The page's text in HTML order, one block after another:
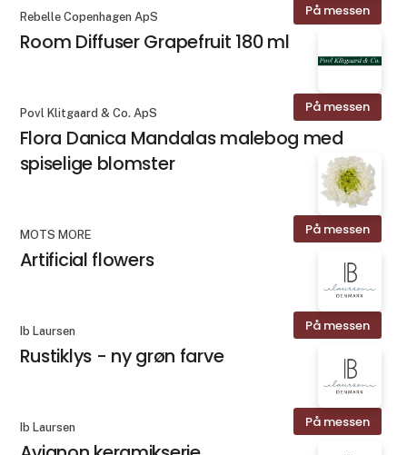
På messen
Rebelle Copenhagen ApS
Room Diffuser Grapefruit 180 ml
På messen
Povl Klitgaard & Co. ApS
Flora Danica Mandalas malebog med
spiselige blomster
På messen
MOTS MORE
Artificial flowers
På messen
Ib Laursen
Rustiklys - ny grøn farve
På messen
Ib Laursen